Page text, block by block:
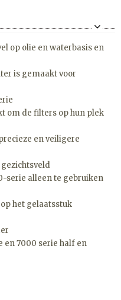
op olie en waterbasis en
is gemaakt voor
om de filters op hun plek
en veiligere
serie alleen te gebruiken
het gelaatsstuk
en 7000 serie half en